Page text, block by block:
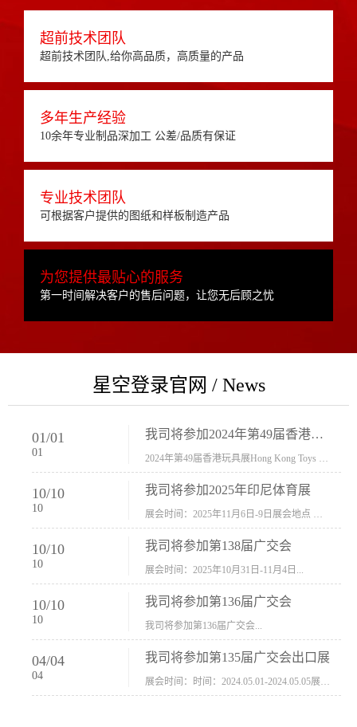
超前技术团队
超前技术团队,给你高品质，高质量的产品
多年生产经验
10余年专业制品深加工 公差/品质有保证
专业技术团队
可根据客户提供的图纸和样板制造产品
为您提供最贴心的服务
第一时间解决客户的售后问题，让您无后顾之忧
星空登录官网 / News
01/01
01
我司将参加2024年第49届香港玩具展Hong Kong Toys & Games Fair 欢迎新···
10/10
10
我司将参加2025年印尼体育展
10/10
10
我司将参加第138届广交会
展会时间：2025年10月31日-11月4日...
10/10
10
我司将参加第136届广交会
我司将参加第136届广交会...
04/04
04
我司将参加第135届广交会出口展
展会时间：时间：2024.05.01-2024.05.05展会地址：中国进出口商品交易会展馆福建康莱宝公司展位号12.1G37-38、H11-12，浙江康莱宝展位号17.1B23-24、C19-20...